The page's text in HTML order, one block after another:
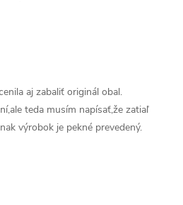
aj zabaliť originál obal.
teda musím napísať,že zatiaľ
výrobok je pekné prevedený.